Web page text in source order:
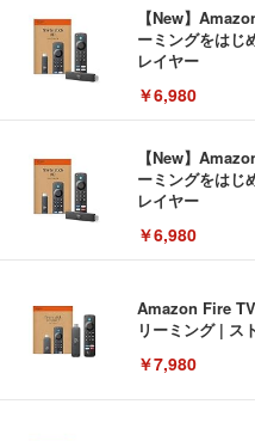
【New】
ーミングをはじ
レイヤー
￥6,980
【New】
ーミングをはじ
レイヤー
￥6,980
Amazon Fire
リーミング | ス
￥7,980